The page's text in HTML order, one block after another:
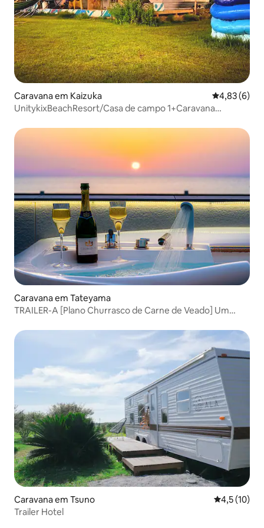
Caravana em Kaizuka
4,83 (6)
UnitykixBeachResort/Casa de campo 1+Caravana
Caravana em Tateyama
TRAILER-A [Plano Churrasco de Carne de Veado] Um
Caravana em Tsuno
4,5 (10)
Trailer Hotel